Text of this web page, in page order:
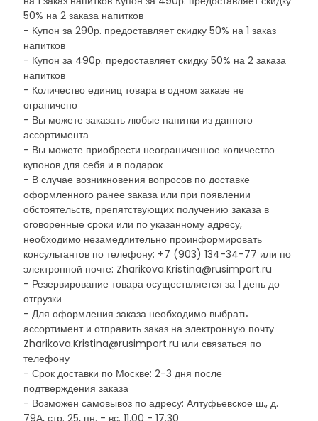
50% на 2 заказа напитков
- Купон за 290р. предоставляет скидку 50% на 1 заказ
напитков
- Купон за 490р. предоставляет скидку 50% на 2 заказа
напитков
- Количество единиц товара в одном заказе не
ограничено
- Вы можете заказать любые напитки из данного
ассортимента
- Вы можете приобрести неограниченное количество
купонов для себя и в подарок
- В случае возникновения вопросов по доставке
оформленного ранее заказа или при появлении
обстоятельств, препятствующих получению заказа в
оговоренные сроки или по указанному адресу,
необходимо незамедлительно проинформировать
консультантов по телефону: +7 (903) 134-34-77 или по
электронной почте: Zharikova.Kristina@rusimport.ru
- Резервирование товара осуществляется за 1 день до
отгрузки
- Для оформления заказа необходимо выбрать
ассортимент и отправить заказ на электронную почту
Zharikova.Kristina@rusimport.ru или связаться по
телефону
- Срок доставки по Москве: 2-3 дня после
подтверждения заказа
- Возможен самовывоз по адресу: Алтуфьевское ш., д.
79А, стр. 25, пн. - вс. 11.00 - 17.30